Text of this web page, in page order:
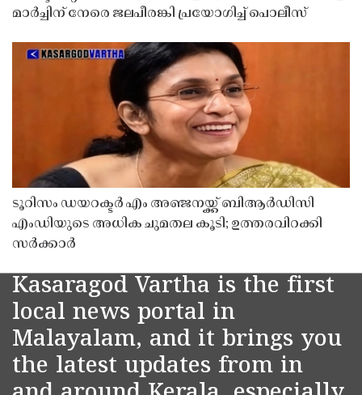
മാർച്ചിന് നേരെ ജലപീരങ്കി പ്രയോഗിച്ച് പൊലീസ്
ടൂറിസം ഡയറക്ടർ എം അഞ്ജനയ്ക്ക് ബിആർഡിസി
എംഡിയുടെ അധിക ചുമതല കൂടി; ഉത്തരവിറക്കി
സർക്കാർ
Kasaragod Vartha is the first
local news portal in
Malayalam, and it brings you
the latest updates from in